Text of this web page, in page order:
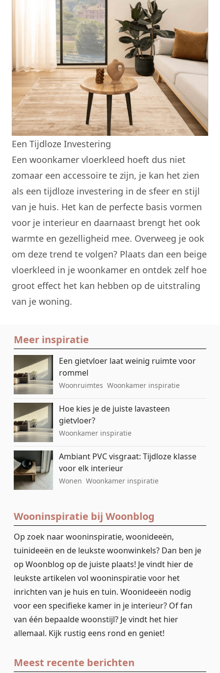
Een Tijdloze Investering
Een woonkamer vloerkleed hoeft dus niet
zomaar een accessoire te zijn, je kan het zien
als een tijdloze investering in de sfeer en stijl
van je huis. Het kan de perfecte basis vormen
voor je interieur en daarnaast brengt het ook
warmte en gezelligheid mee. Overweeg je ook
om deze trend te volgen? Plaats dan een beige
vloerkleed in je woonkamer en ontdek zelf hoe
groot effect het kan hebben op de uitstraling
van je woning.
Meer inspiratie
Een gietvloer laat weinig ruimte voor
rommel
Woonruimtes Woonkamer inspiratie
Hoe kies je de juiste lavasteen
gietvloer?
Woonkamer inspiratie
Ambiant PVC visgraat: Tijdloze klasse
voor elk interieur
Wonen Woonkamer inspiratie
Wooninspiratie bij Woonblog
Op zoek naar wooninspiratie, woonideeën,
tuinideeën en de leukste woonwinkels? Dan ben je
op Woonblog op de juiste plaats! Je vindt hier de
leukste artikelen vol wooninspiratie voor het
inrichten van je huis en tuin. Woonideeën nodig
voor een specifieke kamer in je interieur? Of fan
van één bepaalde woonstijl? Je vindt het hier
allemaal. Kijk rustig eens rond en geniet!
Meest recente berichten